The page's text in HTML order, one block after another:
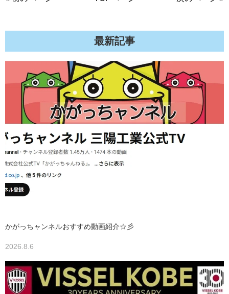
最新記事
かがっちャンネルおすすめ動画紹介☆彡
2026.8.6